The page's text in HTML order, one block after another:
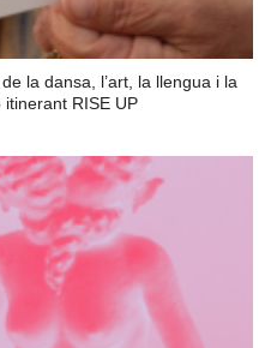
la dansa, l’art, la llengua i la
RISE UP